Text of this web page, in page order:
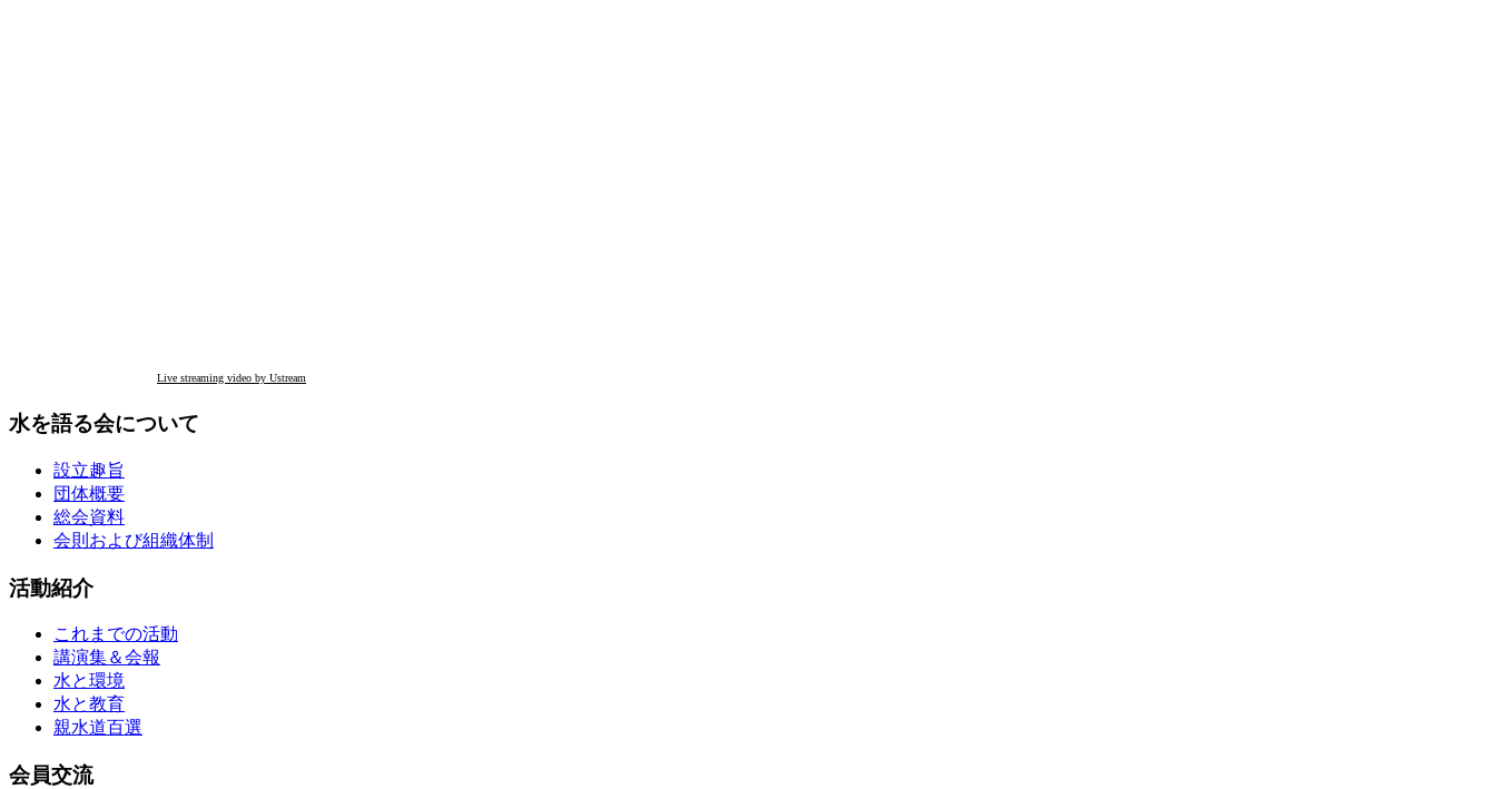
Live streaming video by Ustream
水を語る会について
設立趣旨
団体概要
総会資料
会則および組織体制
活動紹介
これまでの活動
講演集＆会報
水と環境
水と教育
親水道百選
会員交流